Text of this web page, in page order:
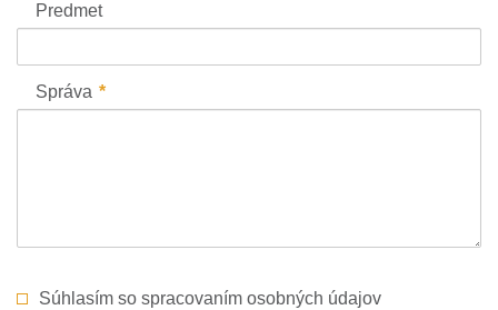
Predmet
Správa
Súhlasím so spracovaním osobných údajov